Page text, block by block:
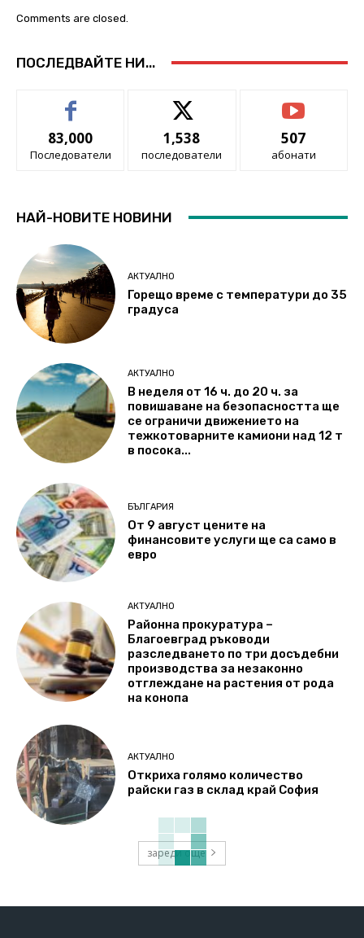
Comments are closed.
ПОСЛЕДВАЙТЕ НИ...
83,000
Последователи
1,538
последователи
507
абонати
НАЙ-НОВИТЕ НОВИНИ
АКТУАЛНО
Горещо време с температури до 35
градуса
АКТУАЛНО
В неделя от 16 ч. до 20 ч. за
повишаване на безопасността ще
се ограничи движението на
тежкотоварните камиони над 12 т
в посока...
БЪЛГАРИЯ
От 9 август цените на
финансовите услуги ще са само в
евро
АКТУАЛНО
Районна прокуратура –
Благоевград ръководи
разследването по три досъдебни
производства за незаконно
отглеждане на растения от рода
на конопа
АКТУАЛНО
Откриха голямо количество
райски газ в склад край София
зареди още